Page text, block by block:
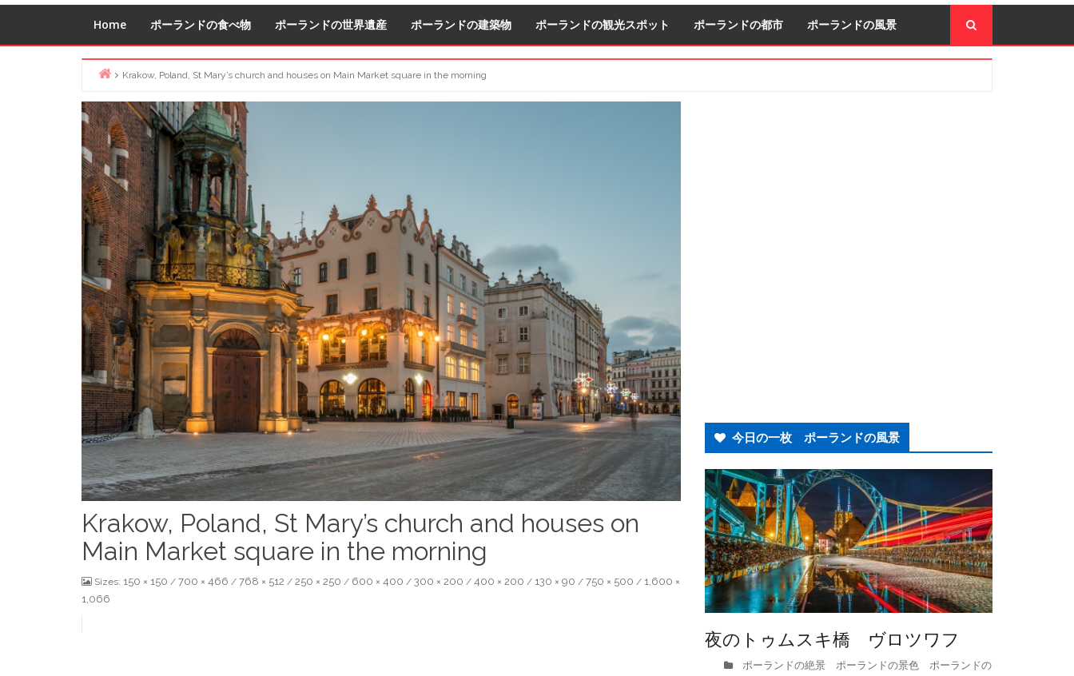
Home ポーランドの食べ物 ポーランドの世界遺産 ポーランドの建築物 ポーランドの観光スポット ポーランドの都市 ポーランドの風景
Krakow, Poland, St Mary’s church and houses on Main Market square in the morning
Krakow, Poland, St Mary’s church and houses on
Main Market square in the morning
Sizes: 150 × 150 / 700 × 466 / 768 × 512 / 250 × 250 / 600 × 400 / 300 × 200 / 400 × 200 / 130 × 90 / 750 × 500 / 1,600 ×
1,066
今日の一枚 ポーランドの風景
夜のトゥムスキ橋 ヴロツワフ
ポーランドの絶景 ポーランドの景色 ポーランドの